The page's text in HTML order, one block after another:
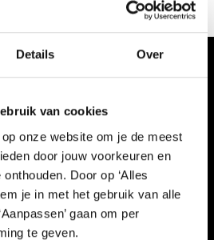
Details Over
van cookies
onze website om je de meest
door jouw voorkeuren en
Door op ‘Alles
je in met het gebruik van alle
gaan om per
te geven.